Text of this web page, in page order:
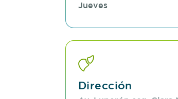
Jueves
Dirección